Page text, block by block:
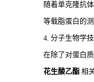
随着单克隆抗
等载脂蛋白的
4. 分子生物学
在除了对蛋白
花生酸乙酯 相